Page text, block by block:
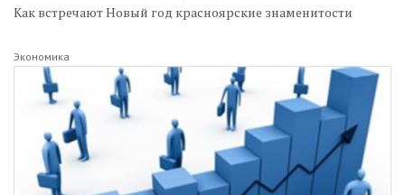
Как встречают Новый год красноярские знаменитости
Экономика